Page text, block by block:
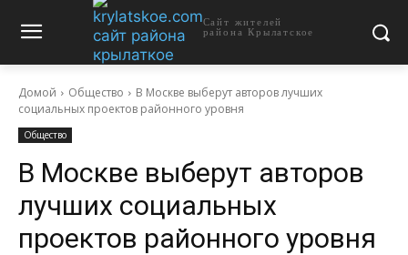
Сайт жителей
района Крылатское
Домой Общество
В Москве выберут авторов лучших
социальных проектов районного уровня
Общество
В Москве выберут авторов
лучших социальных
проектов районного уровня